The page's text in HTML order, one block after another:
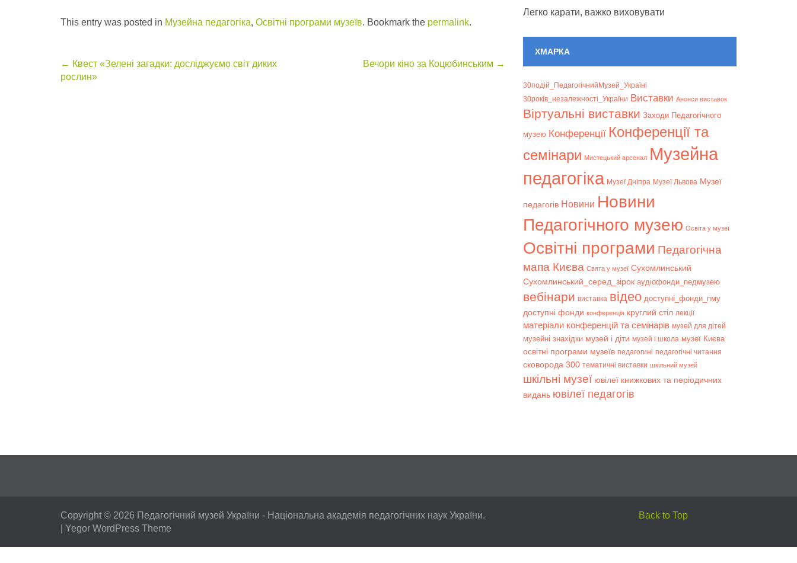
This entry was posted in Музейна педагогіка, Освітні програми музеїв. Bookmark the permalink.
Post
← Квест «Зелені загадки: досліджуємо світ диких
рослин»
Вечори кіно за Коцюбинським →
Легко карати, важко виховувати
ХМАРКА
30подій_ПедагогічнийМузей_Україні
30років_незалежності_України Bиставки Анонси виставок
Віртуальні виставки Заходи Педагогічного
музею Конференції Конференції та
семінари Мистецький арсенал Музейна
педагогіка Музеї Дніпра Музеї Львова Музеї
педагогів Новини Новини
Педагогічного музею Освіта у музеї
Освітні програми Педагогічна
мапа Києва Свята у музеї Сухомлинський
Сухомлинський_серед_зірок аудіофонди_педмузею
вебінари виставка відео доступні_фонди_пму
доступні фонди конференція круглий стіл лекції
матеріали конференцій та семінарів музей для дітей
музейні знахідки музей і діти музей і школа музеї Києва
освітні програми музеїв педагогині педагогічні читання
сковорода 300 тематичні виставки шкільний музей
шкільні музеї ювілеї книжкових та періодичних
видань ювілеї педагогів
Copyright © 2026 Педагогічний музей України - Національна академія педагогічних наук України.
Yegor WordPress Theme
Back to Top